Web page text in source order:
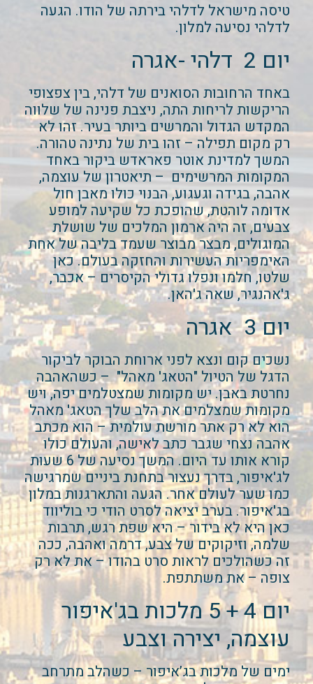
טיסה מישראל לדלהי בירתה של הודו. הגעה
לדלהי נסיעה למלון.
יום 2 דלהי -אגרה
באחד הרחובות הסואנים של דלהי, בין צפצופי
הריקשות לריחות התה, ניצבת פנינה של שלווה
המקדש הגדול והמרשים ביותר בעיר. זהו לא
רק מקום תפילה – זהו בית של נתינה טהורה.
המשך למדינת אוטר פאראדש ביקור באחד
המקומות המרשימים – תיאטרון של עוצמה,
אהבה, בגידה וגעגוע, הבנוי כולו מאבן חול
אדומה לוהטת, שהופכת כל שקיעה למופע
צבעים, זה היה ארמון המלכים של שושלת
המוגולים, מבצר מבוצר שעמד בליבה של אחת
האימפריות העשירות והחזקה בעולם. כאן
שלטו, חלמו ונפלו גדולי הקיסרים – אכבר,
ג'אהנגיר, שאה ג'האן.
יום 3 אגרה
נשכים קום ונצא לפני ארוחת הבוקר לביקור
הדגל של הטיול "הטאג' מאהל" – כשהאהבה
נחרטת באבן. יש מקומות שמצטלמים יפה, ויש
מקומות שמצלמים את הלב שלך הטאג' מאהל
הוא לא רק אתר מורשת עולמית – הוא מכתב
אהבה נצחי שגבר כתב לאישה, והעולם כולו
קורא אותו עד היום. המשך נסיעה של 6 שעות
לג'איפור, בדרך נעצור בתחנת ביניים שמרגישה
כמו שער לעולם אחר. הגעה והתארגנות במלון
בג'איפור. בערב יציאה לסרט הודי כי בוליווד
כאן היא לא בידור – היא שפת רגש, תרבות
שלמה, וזיקוקים של צבע, דרמה ואהבה, ככה
זה כשהולכים לראות סרט בהודו – את לא רק
צופה – את משתתפת.
יום 4 + 5 מלכות בג'איפור
עוצמה, יצירה וצבע
ימים של מלכות בג’איפור – כשהלב מתרחב